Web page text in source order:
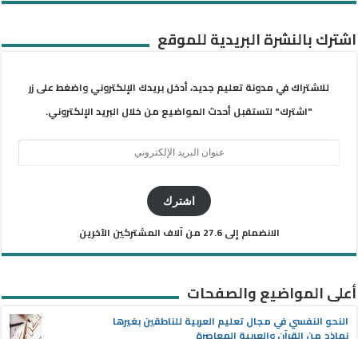
اشترك بالنشرة البريدية للموقع
للاشتراك في مدونة تعليم جديد، أدخل بريدك الإلكتروني واضغط على زر
"اشترك" لتستقبل أحدث المواضيع من خلال البريد الإلكتروني.
اشترك
الانضمام إلى 27.6 من آلاف المشتركين الآخرين
أعلى المواضيع والصفحات
النحو النفسي في مجال تعليم العربية للناطقين بغيرها
نماذج من القرآن والعربية المعاصرة